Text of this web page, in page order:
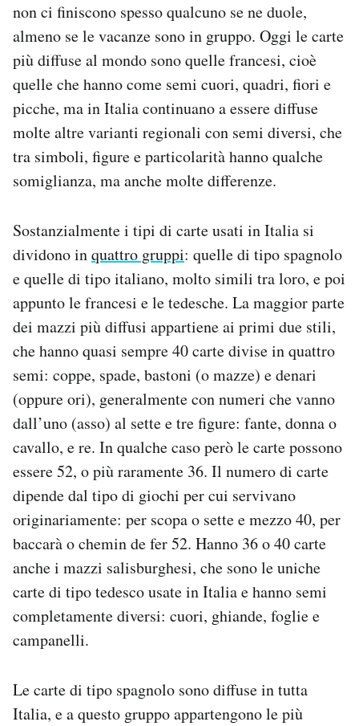
Area Personale
Newsletter
Notifiche mobile
Regala il Post
Hai bisogno di aiuto?
Esci
non ci finiscono spesso qualcuno se ne duole,
almeno se le vacanze sono in gruppo. Oggi le carte
più diffuse al mondo sono quelle francesi, cioè
quelle che hanno come semi cuori, quadri, fiori e
picche, ma in Italia continuano a essere diffuse
molte altre varianti regionali con semi diversi, che
tra simboli, figure e particolarità hanno qualche
somiglianza, ma anche molte differenze.
Sostanzialmente i tipi di carte usati in Italia si
dividono inquattro gruppi: quelle di tipo spagnolo
e quelle di tipo italiano, molto simili tra loro, e poi
appunto le francesi e le tedesche. La maggior parte
dei mazzi più diffusi appartiene ai primi due stili,
che hanno quasi sempre 40 carte divise in quattro
semi: coppe, spade, bastoni (o mazze) e denari
(oppure ori), generalmente con numeri che vanno
dall’uno (asso) al sette e tre figure: fante, donna o
cavallo, e re. In qualche caso però le carte possono
essere 52, o più raramente 36. Il numero di carte
dipende dal tipo di giochi per cui servivano
originariamente: per scopa o sette e mezzo 40, per
baccarà o chemin de fer 52. Hanno 36 o 40 carte
anche i mazzi salisburghesi, che sono le uniche
carte di tipo tedesco usate in Italia e hanno semi
completamente diversi: cuori, ghiande, foglie e
campanelli.
Le carte di tipo spagnolo sono diffuse in tutta
Italia, e a questo gruppo appartengono le più